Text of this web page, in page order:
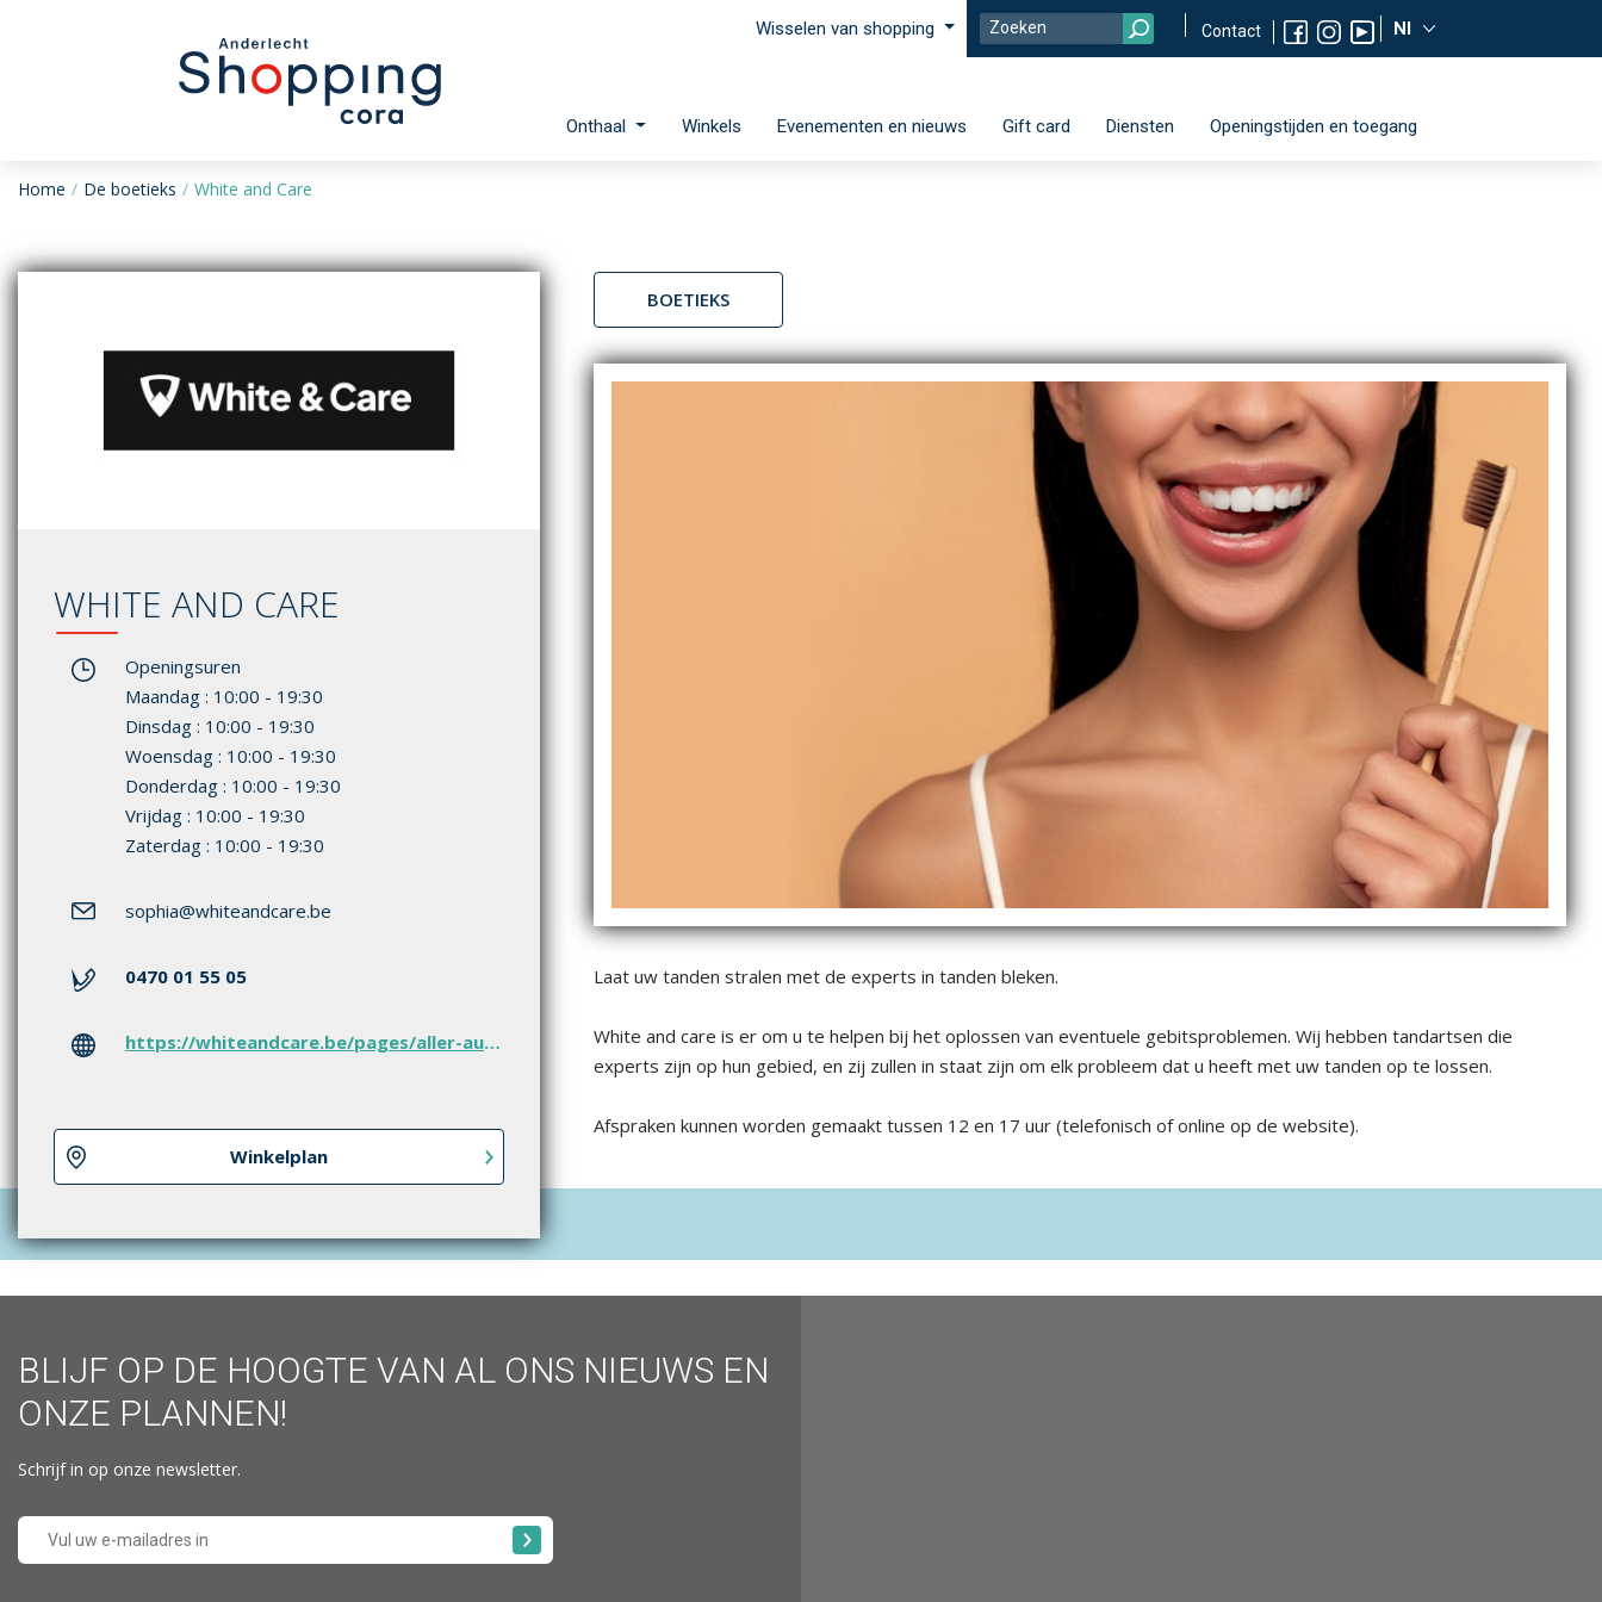
Wisselen van shopping Contact Nl
Onthaal Winkels Evenementen en nieuws Gift card Diensten Openingstijden en toegang
Home De boetieks White and Care
BOETIEKS
Laat uw tanden stralen met de experts in tanden bleken.
White and care is er om u te helpen bij het oplossen van eventuele gebitsproblemen. Wij hebben tandartsen die
experts zijn op hun gebied, en zij zullen in staat zijn om elk probleem dat u heeft met uw tanden op te lossen.
Afspraken kunnen worden gemaakt tussen 12 en 17 uur (telefonisch of online op de website).
WHITE AND CARE
Openingsuren
Maandag : 10:00 - 19:30
Dinsdag : 10:00 - 19:30
Woensdag : 10:00 - 19:30
Donderdag : 10:00 - 19:30
Vrijdag : 10:00 - 19:30
Zaterdag : 10:00 - 19:30
sophia@whiteandcare.be
0470 01 55 05
https://whiteandcare.be/pages/aller-au-cabinet-dentaire-white-and-care-a-anderlecht
Winkelplan
BLIJF OP DE HOOGTE VAN AL ONS NIEUWS EN
ONZE PLANNEN!
Schrijf in op onze newsletter.